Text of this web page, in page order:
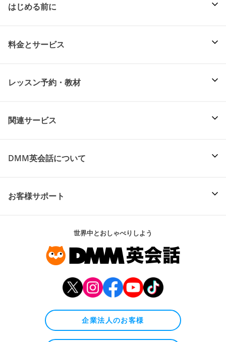
はじめる前に
料金とサービス
レッスン予約・教材
関連サービス
DMM英会話について
お客様サポート
世界中とおしゃべりしよう
企業法人のお客様